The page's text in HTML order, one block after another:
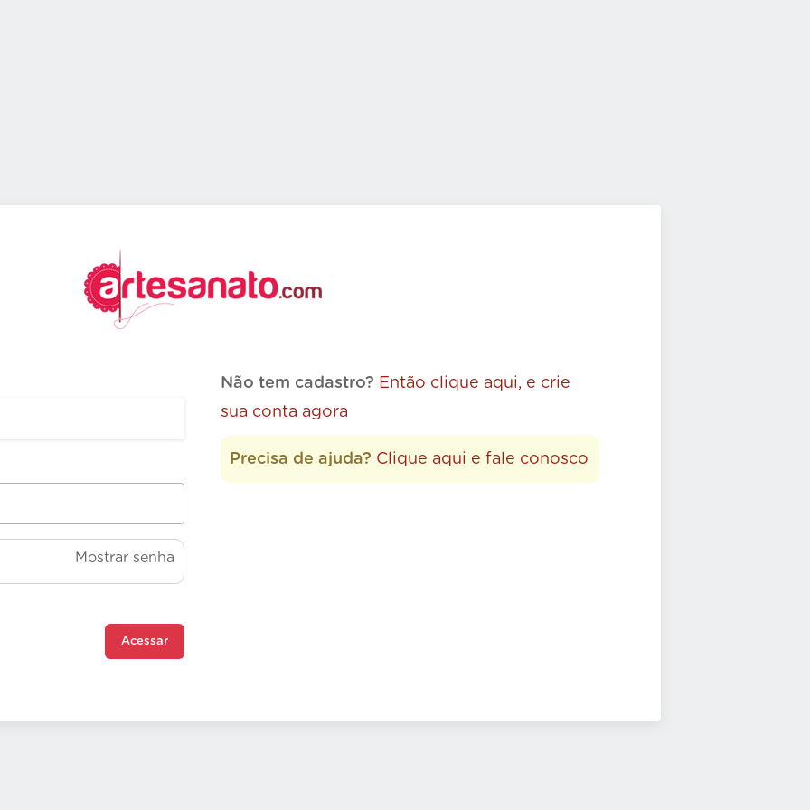
Mostrar senha
Acessar
Não tem cadastro? Então clique aqui, e crie
sua conta agora
Precisa de ajuda? Clique aqui e fale conosco